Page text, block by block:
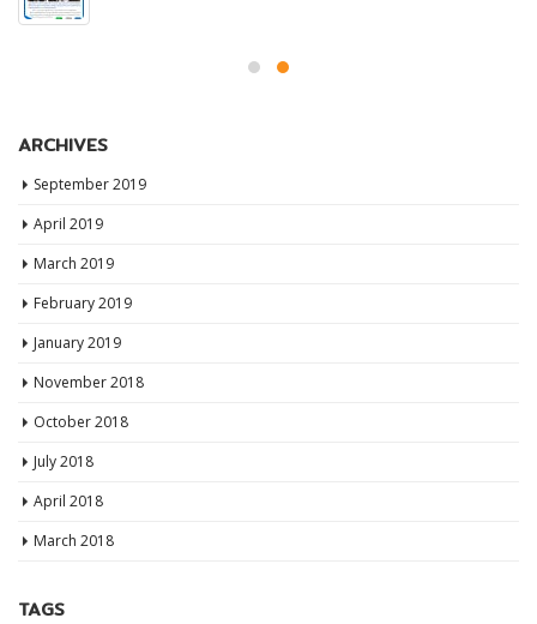
ARCHIVES
September 2019
April 2019
March 2019
February 2019
January 2019
November 2018
October 2018
July 2018
April 2018
March 2018
TAGS